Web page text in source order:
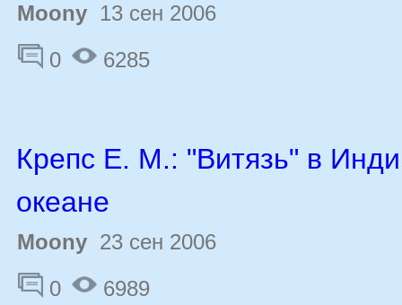
Moony 13 сен 2006
0
6285
Крепс Е. М.: "Витязь" в
океане
Moony 23 сен 2006
0
6989